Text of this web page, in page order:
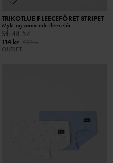
TRIKOTLUE FLEECEFÔRET STRIPET
Mykt og varmende fleecefôr
Stl: 48-54
114 kr
OUTLET